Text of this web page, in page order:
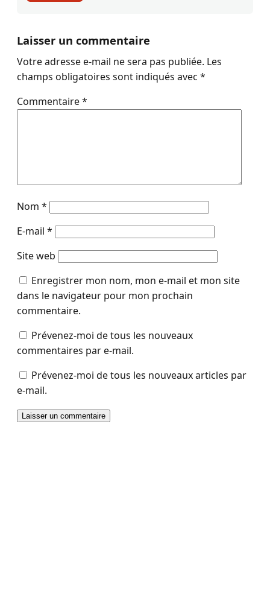
Laisser un commentaire
Votre adresse e-mail ne sera pas publiée. Les
champs obligatoires sont indiqués avec *
Commentaire*
Nom *
E-mail *
Site web
Enregistrer mon nom, mon e-mail et mon site
dans le navigateur pour mon prochain
commentaire.
Prévenez-moi de tous les nouveaux
commentaires par e-mail.
Prévenez-moi de tous les nouveaux articles par
e-mail.